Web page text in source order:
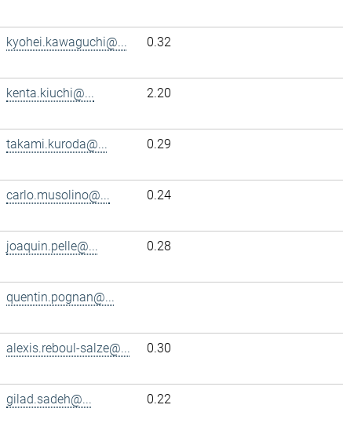
kyohei.kawaguchi@... 0.32
kenta.kiuchi@... 2.20
takami.kuroda@... 0.29
carlo.musolino@... 0.24
joaquin.pelle@... 0.28
quentin.pognan@...
alexis.reboul-salze@... 0.30
gilad.sadeh@... 0.22